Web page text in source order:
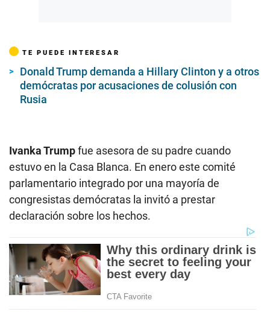
TE PUEDE INTERESAR
Donald Trump demanda a Hillary Clinton y a otros
demócratas por acusaciones de colusión con
Rusia
Ivanka Trumpfue asesora de su padre cuando
estuvo en la Casa Blanca. En enero este comité
parlamentario integrado por una mayoría de
congresistas demócratas la invitó a prestar
declaración sobre los hechos.